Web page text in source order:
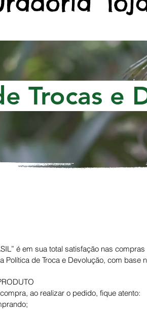
Trocas e
é em sua total satisfação nas
Política de Troca e Devolução, com base
ao realizar o pedido, fique atento: